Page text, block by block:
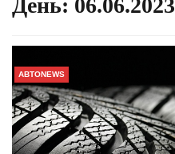
День: 06.06.2023
АВТОNEWS